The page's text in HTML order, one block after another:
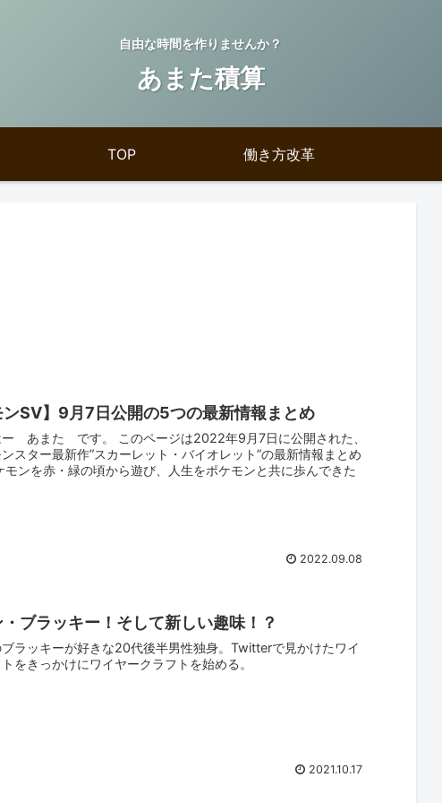
自由な時間を作りませんか？
あまた積算
TOP 働き方改革
SV】9月7日公開の5つの最新情報まとめ
ー あまた です。 このページは2022年9月7日に公開された、
スター最新作”スカーレット・バイオレット”の最新情報まとめ
モンを赤・緑の頃から遊び、人生をポケモンと共に歩んできた
2022.09.08
ブラッキー！そして新しい趣味！？
ラッキーが好きな20代後半男性独身。Twitterで見かけたワイ
をきっかけにワイヤークラフトを始める。
2021.10.17